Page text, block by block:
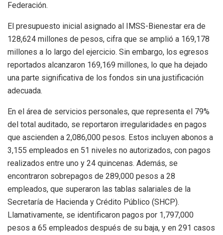
Federación.
El presupuesto inicial asignado al IMSS-Bienestar era de
128,624 millones de pesos, cifra que se amplió a 169,178
millones a lo largo del ejercicio. Sin embargo, los egresos
reportados alcanzaron 169,169 millones, lo que ha dejado
una parte significativa de los fondos sin una justificación
adecuada.
En el área de servicios personales, que representa el 79%
del total auditado, se reportaron irregularidades en pagos
que ascienden a 2,086,000 pesos. Estos incluyen abonos a
3,155 empleados en 51 niveles no autorizados, con pagos
realizados entre uno y 24 quincenas. Además, se
encontraron sobrepagos de 289,000 pesos a 28
empleados, que superaron las tablas salariales de la
Secretaría de Hacienda y Crédito Público (SHCP).
Llamativamente, se identificaron pagos por 1,797,000
pesos a 65 empleados después de su baja, y en 291 casos